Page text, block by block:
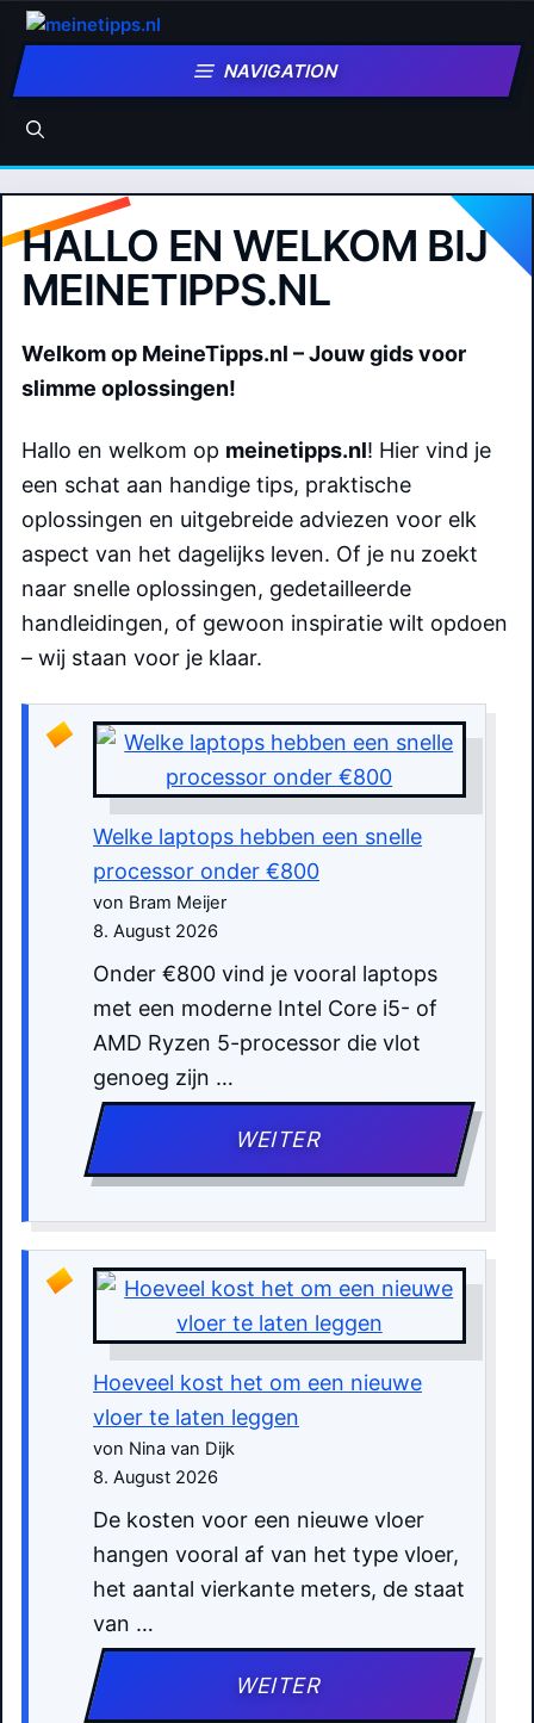
Zum
Inhalt
springen
NAVIGATION
HALLO EN WELKOM BIJ
MEINETIPPS.NL
Welkom op MeineTipps.nl – Jouw gids voor
slimme oplossingen!
Hallo en welkom op meinetipps.nl! Hier vind je
een schat aan handige tips, praktische
oplossingen en uitgebreide adviezen voor elk
aspect van het dagelijks leven. Of je nu zoekt
naar snelle oplossingen, gedetailleerde
handleidingen, of gewoon inspiratie wilt opdoen
– wij staan voor je klaar.
Welke laptops hebben een snelle
processor onder €800
von Bram Meijer
8. August 2026
Onder €800 vind je vooral laptops
met een moderne Intel Core i5- of
AMD Ryzen 5-processor die vlot
genoeg zijn …
WEITER
Hoeveel kost het om een nieuwe
vloer te laten leggen
von Nina van Dijk
8. August 2026
De kosten voor een nieuwe vloer
hangen vooral af van het type vloer,
het aantal vierkante meters, de staat
van …
WEITER